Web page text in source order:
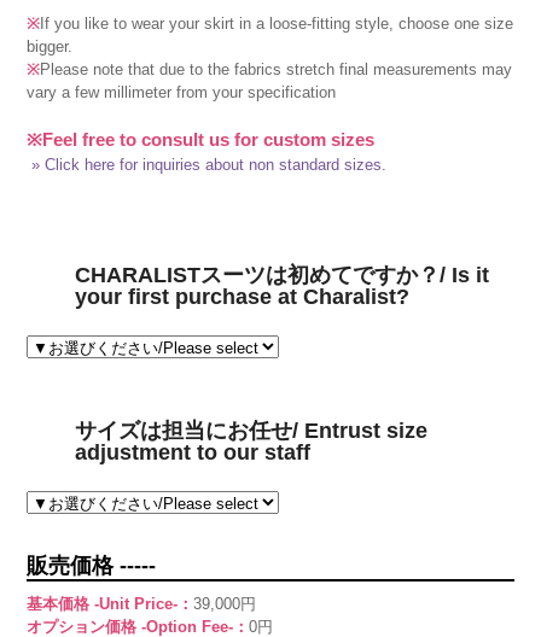
※If you like to wear your skirt in a loose-fitting style, choose one size
bigger.
※Please note that due to the fabrics stretch final measurements may
vary a few millimeter from your specification
※Feel free to consult us for custom sizes
» Click here for inquiries about non standard sizes.
CHARALISTスーツは初めてですか？/ Is it
your first purchase at Charalist?
サイズは担当にお任せ/ Entrust size
adjustment to our staff
販売価格 -----
基本価格 -Unit Price-：39,000円
オプション価格 -Option Fee-：0円